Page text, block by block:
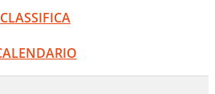
CLASSIFICA